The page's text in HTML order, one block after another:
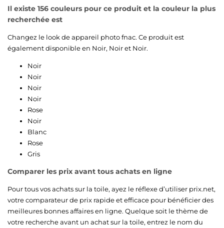
Il existe 156 couleurs pour ce produit et la couleur la plus
recherchée est
Changez le look de appareil photo fnac. Ce produit est
également disponible en Noir, Noiret Noir.
Noir
Noir
Noir
Noir
Rose
Noir
Blanc
Rose
Gris
Comparer les prix avant tous achats en ligne
Pour tous vos achats sur la toile, ayez le réflexe d’utiliser prix.net,
votre comparateur de prix rapide et efficace pour bénéficier des
meilleures bonnes affaires en ligne. Quelque soit le thème de
votre recherche avant un achat sur la toile, entrez le nom du